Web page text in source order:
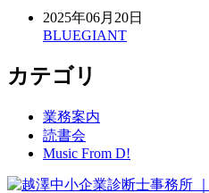
2025年06月20日
BLUEGIANT
カテゴリ
業務案内
読書会
Music From D!